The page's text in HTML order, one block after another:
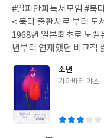
건들의 배경들과 사건들
리고 각각의 글들 중에서
하이라이트(형광줄)로
선의 역사 시험은 100점
나 표 같은 것들도 칼라
것 같았다. 이 책은 일반
청소년들에게 읽어보라
조선은 마스터 했으니...
일
#일파만파독서모임 #북
< 북다 출판사로 부터 도
1968년 일본최초로 노
년부터 연재했던 비교적 짧은 작품입니
먼 실험적인 작품이다.
데 자신의 전집을 발간
그 일기는 자신이 소년
기내용을 담고 있다. 이
나고 있다. 당시대에 유
소년
글
가와바타 야스